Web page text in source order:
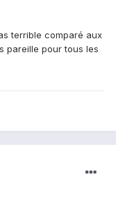
terrible comparé aux
pareille pour tous les